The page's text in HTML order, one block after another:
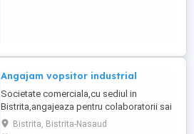
Angajam vopsitor industrial
Societate comerciala,cu sediul in
Bistrita,angajeaza pentru colaboratorii sai
din strainatate,vopsitori industriali,nu se
Bistrita, Bistrita-Nasaud